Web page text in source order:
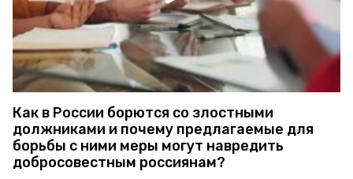
Как в России борются со злостными
должниками и почему предлагаемые для
борьбы с ними меры могут навредить
добросовестным россиянам?